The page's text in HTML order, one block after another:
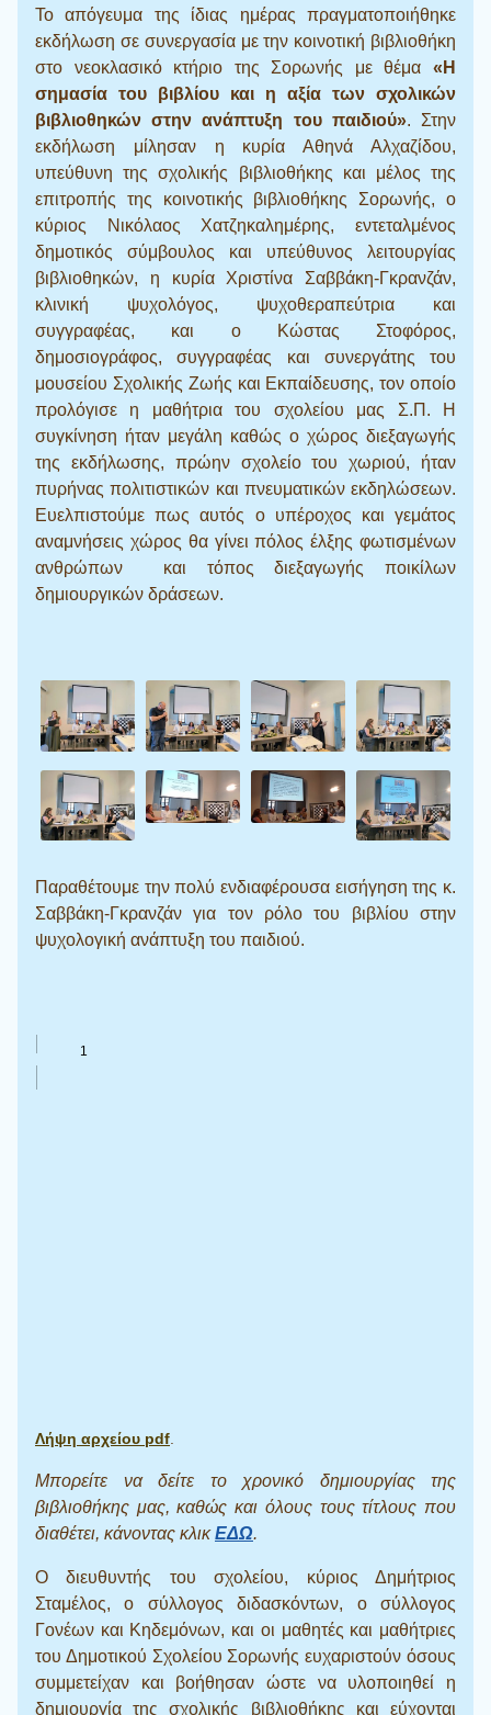
Το απόγευμα της ίδιας ημέρας πραγματοποιήθηκε
εκδήλωση σε συνεργασία με την κοινοτική βιβλιοθήκη
στο νεοκλασικό κτήριο της Σορωνής με θέμα «Η
σημασία του βιβλίου και η αξία των σχολικών
βιβλιοθηκών στην ανάπτυξη του παιδιού». Στην
εκδήλωση μίλησαν η κυρία Αθηνά Αλχαζίδου,
υπεύθυνη της σχολικής βιβλιοθήκης και μέλος της
επιτροπής της κοινοτικής βιβλιοθήκης Σορωνής, ο
κύριος Νικόλαος Χατζηκαλημέρης, εντεταλμένος
δημοτικός σύμβουλος και υπεύθυνος λειτουργίας
βιβλιοθηκών, η κυρία Χριστίνα Σαββάκη-Γκρανζάν,
κλινική ψυχολόγος, ψυχοθεραπεύτρια και
συγγραφέας, και ο Κώστας Στοφόρος,
δημοσιογράφος, συγγραφέας και συνεργάτης του
μουσείου Σχολικής Ζωής και Εκπαίδευσης, τον οποίο
προλόγισε η μαθήτρια του σχολείου μας Σ.Π. Η
συγκίνηση ήταν μεγάλη καθώς ο χώρος διεξαγωγής
της εκδήλωσης, πρώην σχολείο του χωριού, ήταν
πυρήνας πολιτιστικών και πνευματικών εκδηλώσεων.
Ευελπιστούμε πως αυτός ο υπέροχος και γεμάτος
αναμνήσεις χώρος θα γίνει πόλος έλξης φωτισμένων
ανθρώπων και τόπος διεξαγωγής ποικίλων
δημιουργικών δράσεων.
Παραθέτουμε την πολύ ενδιαφέρουσα εισήγηση της κ.
Σαββάκη-Γκρανζάν για τον ρόλο του βιβλίου στην
ψυχολογική ανάπτυξη του παιδιού.
Λήψη αρχείου pdf.
Μπορείτε να δείτε το χρονικό δημιουργίας της
βιβλιοθήκης μας, καθώς και όλους τους τίτλους που
διαθέτει, κάνοντας κλικΕΔΩ.
Ο διευθυντής του σχολείου, κύριος Δημήτριος
Σταμέλος, ο σύλλογος διδασκόντων, ο σύλλογος
Γονέων και Κηδεμόνων, και οι μαθητές και μαθήτριες
του Δημοτικού Σχολείου Σορωνής ευχαριστούν όσους
συμμετείχαν και βοήθησαν ώστε να υλοποιηθεί η
δημιουργία της σχολικής βιβλιοθήκης και εύχονται